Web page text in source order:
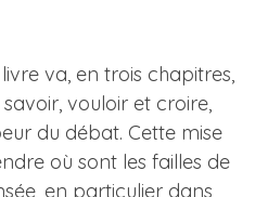
va, en trois chapitres,
vouloir et croire,
du débat. Cette mise
où sont les failles de
en particulier dans